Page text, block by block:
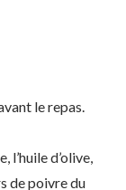
le repas.
l’huile d’olive,
de poivre du